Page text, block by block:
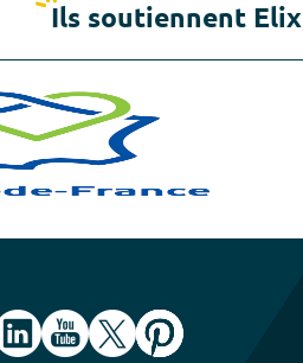
Ils soutiennent Elix